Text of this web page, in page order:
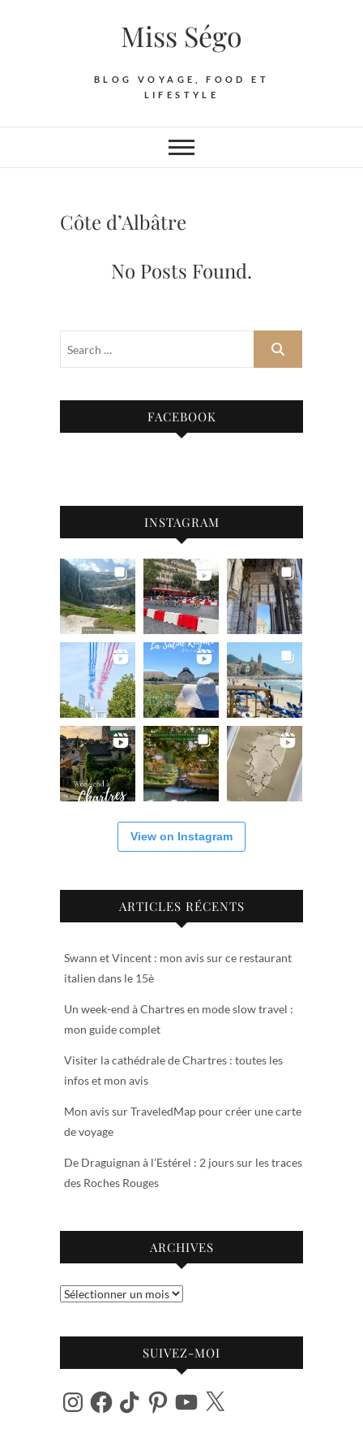
Miss Ségo
BLOG VOYAGE, FOOD ET
LIFESTYLE
Côte d’Albâtre
No Posts Found.
FACEBOOK
INSTAGRAM
View on Instagram
ARTICLES RÉCENTS
Swann et Vincent : mon avis sur ce restaurant
italien dans le 15è
Un week-end à Chartres en mode slow travel :
mon guide complet
Visiter la cathédrale de Chartres : toutes les
infos et mon avis
Mon avis sur TraveledMap pour créer une carte
de voyage
De Draguignan à l’Estérel : 2 jours sur les traces
des Roches Rouges
ARCHIVES
Archives
SUIVEZ-MOI
InstagramFacebook
TikTok PinterestYouTube
X